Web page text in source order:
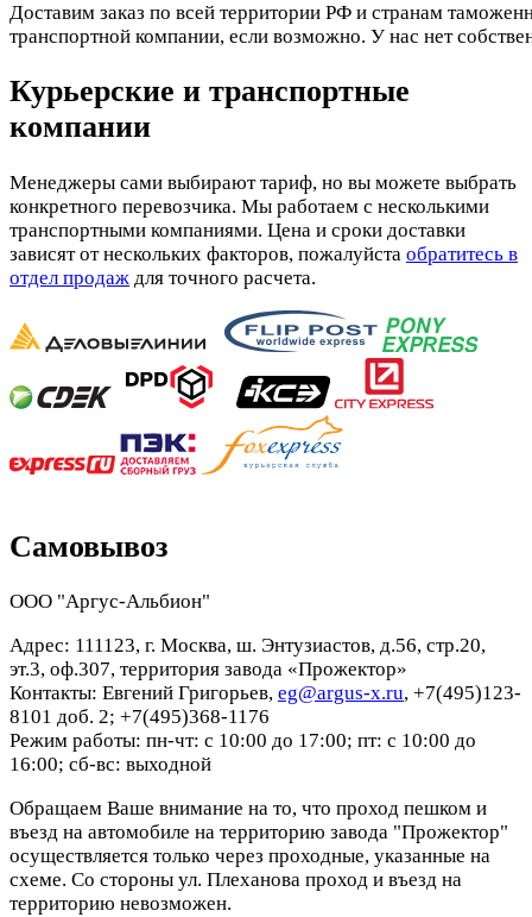
Доставим заказ по всей территории РФ и странам
транспортной компании, если возможно. У нас нет
Курьерские и транспортные
компании
Менеджеры сами выбирают тариф, но вы можете выбрать
конкретного перевозчика. Мы работаем с несколькими
транспортными компаниями. Цена и сроки доставки
зависят от нескольких факторов, пожалуйста обратитесь в
отдел продаж для точного расчета.
Самовывоз
ООО "Аргус-Альбион"
Адрес: 111123, г. Москва, ш. Энтузиастов, д.56, стр.20,
эт.3, оф.307, территория завода «Прожектор»
Контакты: Евгений Григорьев, eg@argus-x.ru, +7(495)123-
8101 доб. 2; +7(495)368-1176
Режим работы: пн-чт: с 10:00 до 17:00; пт: с 10:00 до
16:00; сб-вс: выходной
Обращаем Ваше внимание на то, что проход пешком и
въезд на автомобиле на территорию завода "Прожектор"
осуществляется только через проходные, указанные на
схеме. Со стороны ул. Плеханова проход и въезд на
территорию невозможен.